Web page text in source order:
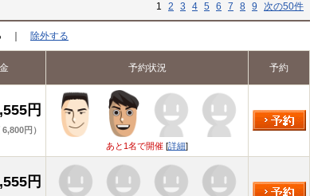
1 2 3 4 5 6 7 8 9 次の50件
除外する
予約状況 予約
円
6,800円）
あと1名で開催 [詳細]
円